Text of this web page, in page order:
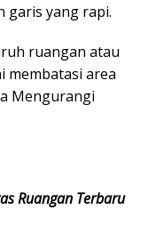
garis yang rapi.
ruangan atau
membatasi area
Mengurangi
Ruangan Terbaru